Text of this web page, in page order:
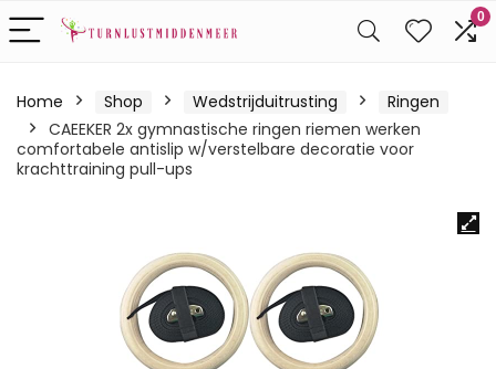
0
Home Shop Wedstrijduitrusting
Ringen
CAEEKER 2x gymnastische ringen riemen werken
comfortabele antislip w/verstelbare decoratie voor
krachttraining pull-ups